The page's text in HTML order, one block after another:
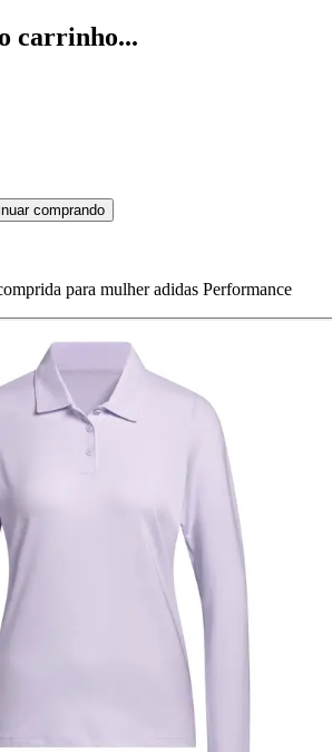
carrinho...
comprando
para mulher adidas Performance